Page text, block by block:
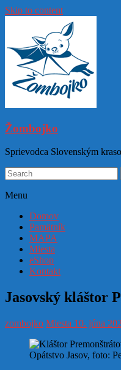
Skip to content
Žombojko
Sprievodca Slovenským
Menu
Domov
Pamätník
MAPA
Miesta
eShop
Kontakt
Jasovský kláštor
zombojko Miesta 10. júna
Opátstvo Jasov, foto: